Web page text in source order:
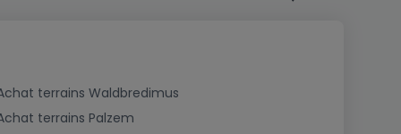
terrains Waldbredimus
terrains Palzem